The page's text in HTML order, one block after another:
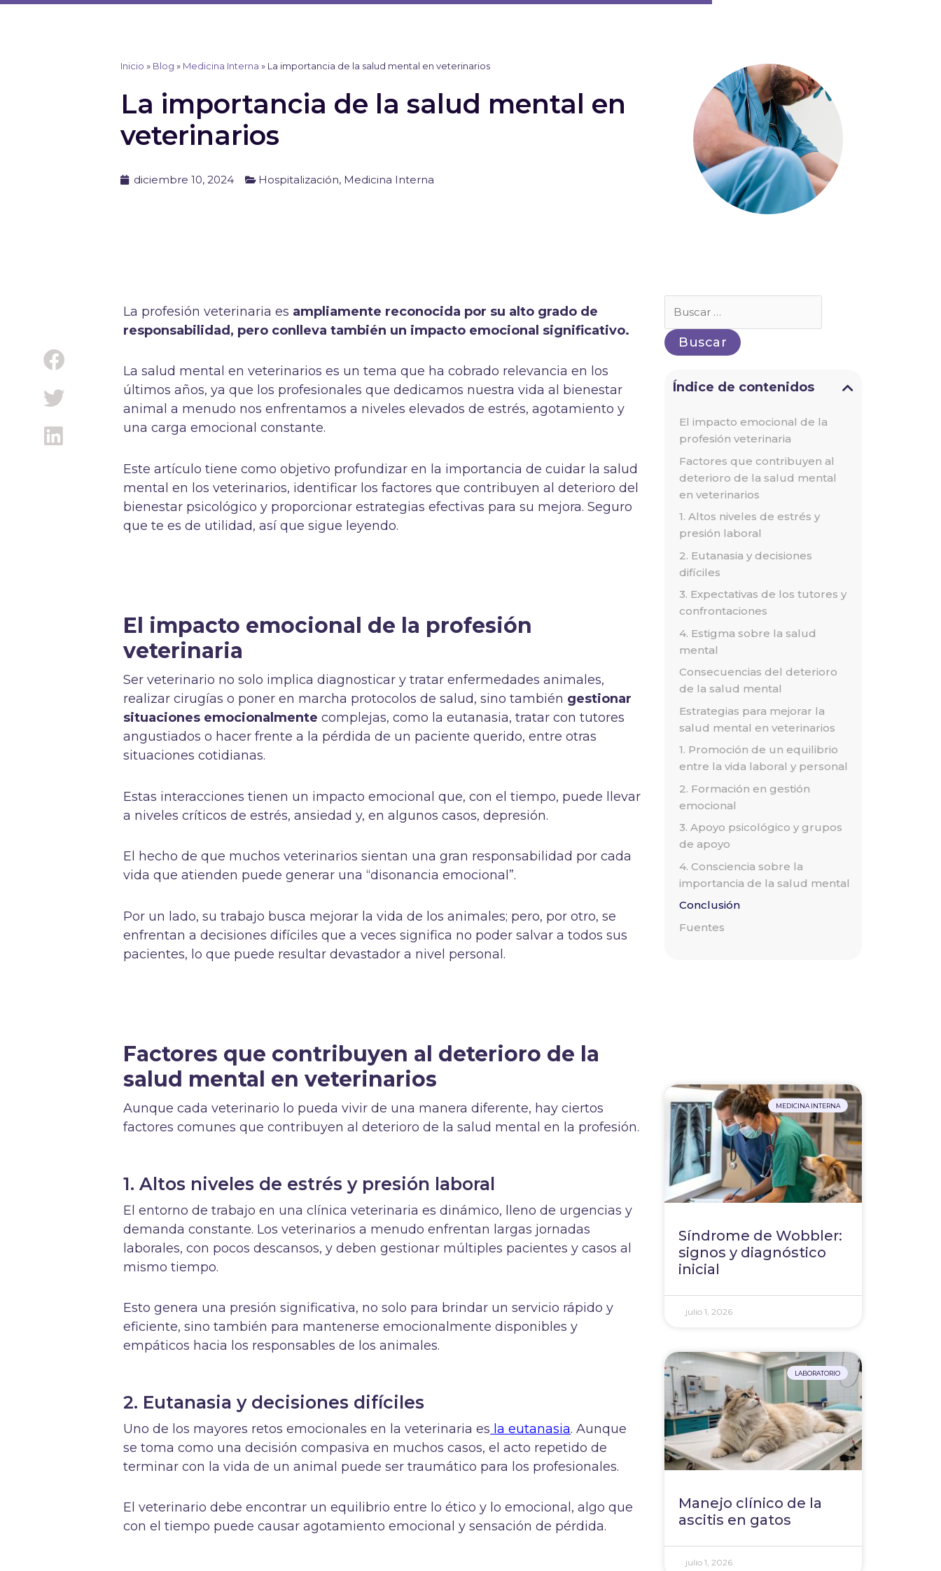
Ir
Inicio » Blog » Medicina Interna » La importancia de la salud mental en veterinarios
La importancia de la salud mental en
veterinarios
diciembre 10, 2024 Hospitalización, Medicina Interna
La profesión veterinaria es ampliamente reconocida por su alto grado de
responsabilidad, pero conlleva también un impacto emocional significativo.
La salud mental en veterinarios es un tema que ha cobrado relevancia en los
últimos años, ya que los profesionales que dedicamos nuestra vida al bienestar
animal a menudo nos enfrentamos a niveles elevados de estrés, agotamiento y
una carga emocional constante.
Este artículo tiene como objetivo profundizar en la importancia de cuidar la salud
mental en los veterinarios, identificar los factores que contribuyen al deterioro del
bienestar psicológico y proporcionar estrategias efectivas para su mejora. Seguro
que te es de utilidad, así que sigue leyendo.
El impacto emocional de la profesión
veterinaria
Ser veterinario no solo implica diagnosticar y tratar enfermedades animales,
realizar cirugías o poner en marcha protocolos de salud, sino también gestionar
situaciones emocionalmentecomplejas, como la eutanasia, tratar con tutores
angustiados o hacer frente a la pérdida de un paciente querido, entre otras
situaciones cotidianas.
Estas interacciones tienen un impacto emocional que, con el tiempo, puede llevar
a niveles críticos de estrés, ansiedad y, en algunos casos, depresión.
El hecho de que muchos veterinarios sientan una gran responsabilidad por cada
vida que atienden puede generar una “disonancia emocional”.
Por un lado, su trabajo busca mejorar la vida de los animales; pero, por otro, se
enfrentan a decisiones difíciles que a veces significa no poder salvar a todos sus
pacientes, lo que puede resultar devastador a nivel personal.
Factores que contribuyen al deterioro de la
salud mental en veterinarios
Aunque cada veterinario lo pueda vivir de una manera diferente, hay ciertos
factores comunes que contribuyen al deterioro de la salud mental en la profesión.
1. Altos niveles de estrés y presión laboral
El entorno de trabajo en una clínica veterinaria es dinámico, lleno de urgencias y
demanda constante. Los veterinarios a menudo enfrentan largas jornadas
laborales, con pocos descansos, y deben gestionar múltiples pacientes y casos al
mismo tiempo.
Esto genera una presión significativa, no solo para brindar un servicio rápido y
eficiente, sino también para mantenerse emocionalmente disponibles y
empáticos hacia los responsables de los animales.
2. Eutanasia y decisiones difíciles
Uno de los mayores retos emocionales en la veterinaria es la eutanasia. Aunque
se toma como una decisión compasiva en muchos casos, el acto repetido de
terminar con la vida de un animal puede ser traumático para los profesionales.
El veterinario debe encontrar un equilibrio entre lo ético y lo emocional, algo que
con el tiempo puede causar agotamiento emocional y sensación de pérdida.
por:
Índice de contenidos
El impacto emocional de la
profesión veterinaria
Factores que contribuyen al
deterioro de la salud mental
en veterinarios
1. Altos niveles de estrés y
presión laboral
2. Eutanasia y decisiones
difíciles
3. Expectativas de los tutores y
confrontaciones
4. Estigma sobre la salud
mental
Consecuencias del deterioro
de la salud mental
Estrategias para mejorar la
salud mental en veterinarios
1. Promoción de un equilibrio
entre la vida laboral y personal
2. Formación en gestión
emocional
3. Apoyo psicológico y grupos
de apoyo
4. Consciencia sobre la
importancia de la salud mental
Conclusión
Fuentes
MEDICINA INTERNA
Síndrome de Wobbler:
signos y diagnóstico
inicial
julio 1, 2026
LABORATORIO
Manejo clínico de la
ascitis en gatos
julio 1, 2026